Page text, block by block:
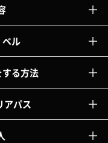
ベル
る方法
アパス